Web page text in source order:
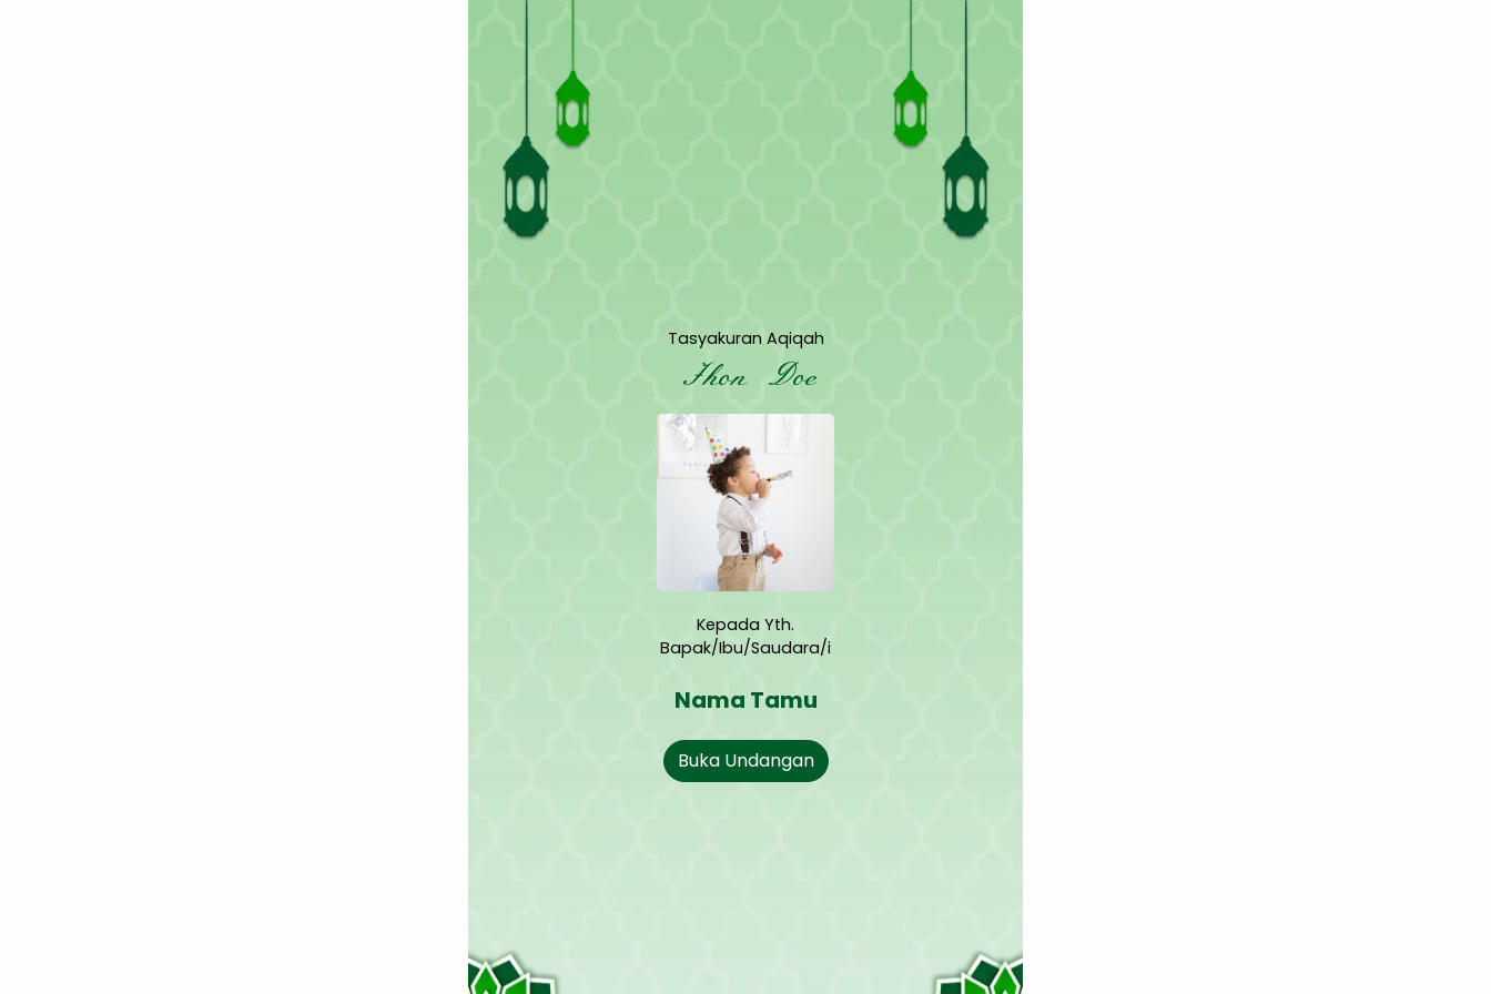
Tasyakuran Aqiqah
Jhon Doe
Kepada Yth.
Bapak/Ibu/Saudara/i
Nama Tamu
Buka Undangan